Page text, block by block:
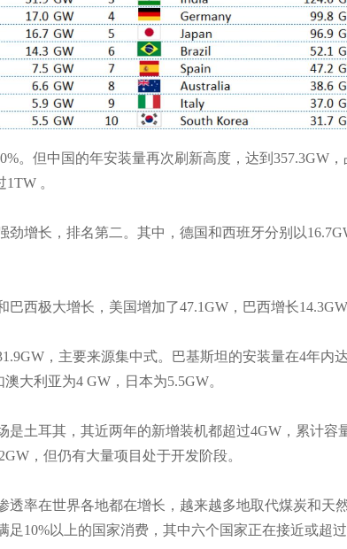
。但中国的年安装量再次刷新高度，达到357.3GW
。
劲增长，排名第二。其中，德国和西班牙分别以
西极大增长，美国增加了47.1GW，巴西增长14.3GW
，主要来源集中式。巴基斯坦的安装量在4年内
大利亚为4 GW，日本为5.5GW。
是土耳其，其近两年的新增装机都超过4GW，累计容
，但仍有大量项目处于开发阶段。
透率在世界各地都在增长，越来越多地取代煤炭和天
10%以上的国家消费，其中六个国家正在接近或超过